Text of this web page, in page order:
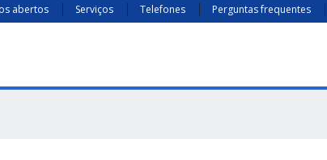
abertos Serviços Telefones Perguntas frequentes